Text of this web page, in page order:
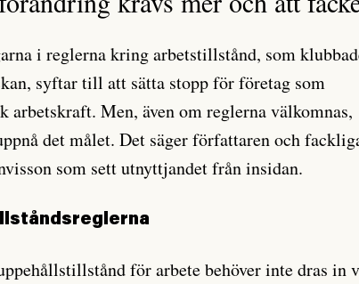
i reglerna kring arbetstillstånd, som
syftar till att sätta stopp för företag som
arbetskraft. Men, även om reglerna välkomnas,
det målet. Det säger författaren och
som sett utnyttjandet från insidan.
för arbete behöver inte dras in